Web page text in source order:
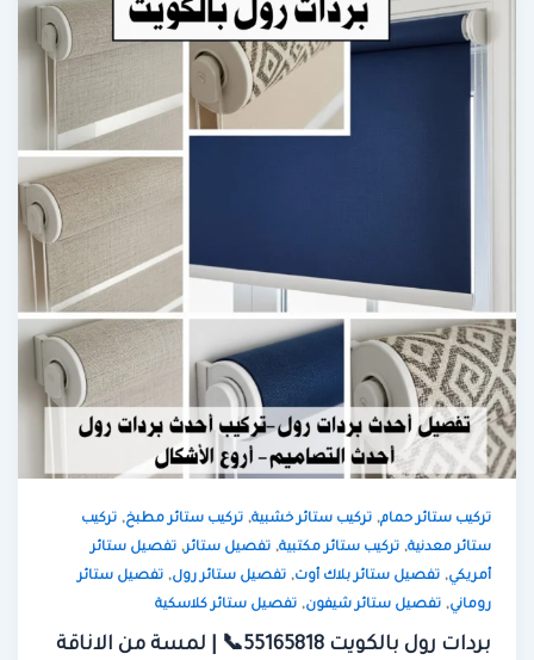
تركيب ستائر حمام,تركيب ستائر خشبية,تركيب ستائر مطبخ,تركيب
ستائر معدنية,تركيب ستائر مكتبية,تفصيل ستائر,تفصيل ستائر
أمريكي,تفصيل ستائر بلاك أوت,تفصيل ستائر رول,تفصيل ستائر
روماني,تفصيل ستائر شيفون,تفصيل ستائر كلاسكية
بردات رول بالكويت 55165818📞 | لمسة من الاناقة